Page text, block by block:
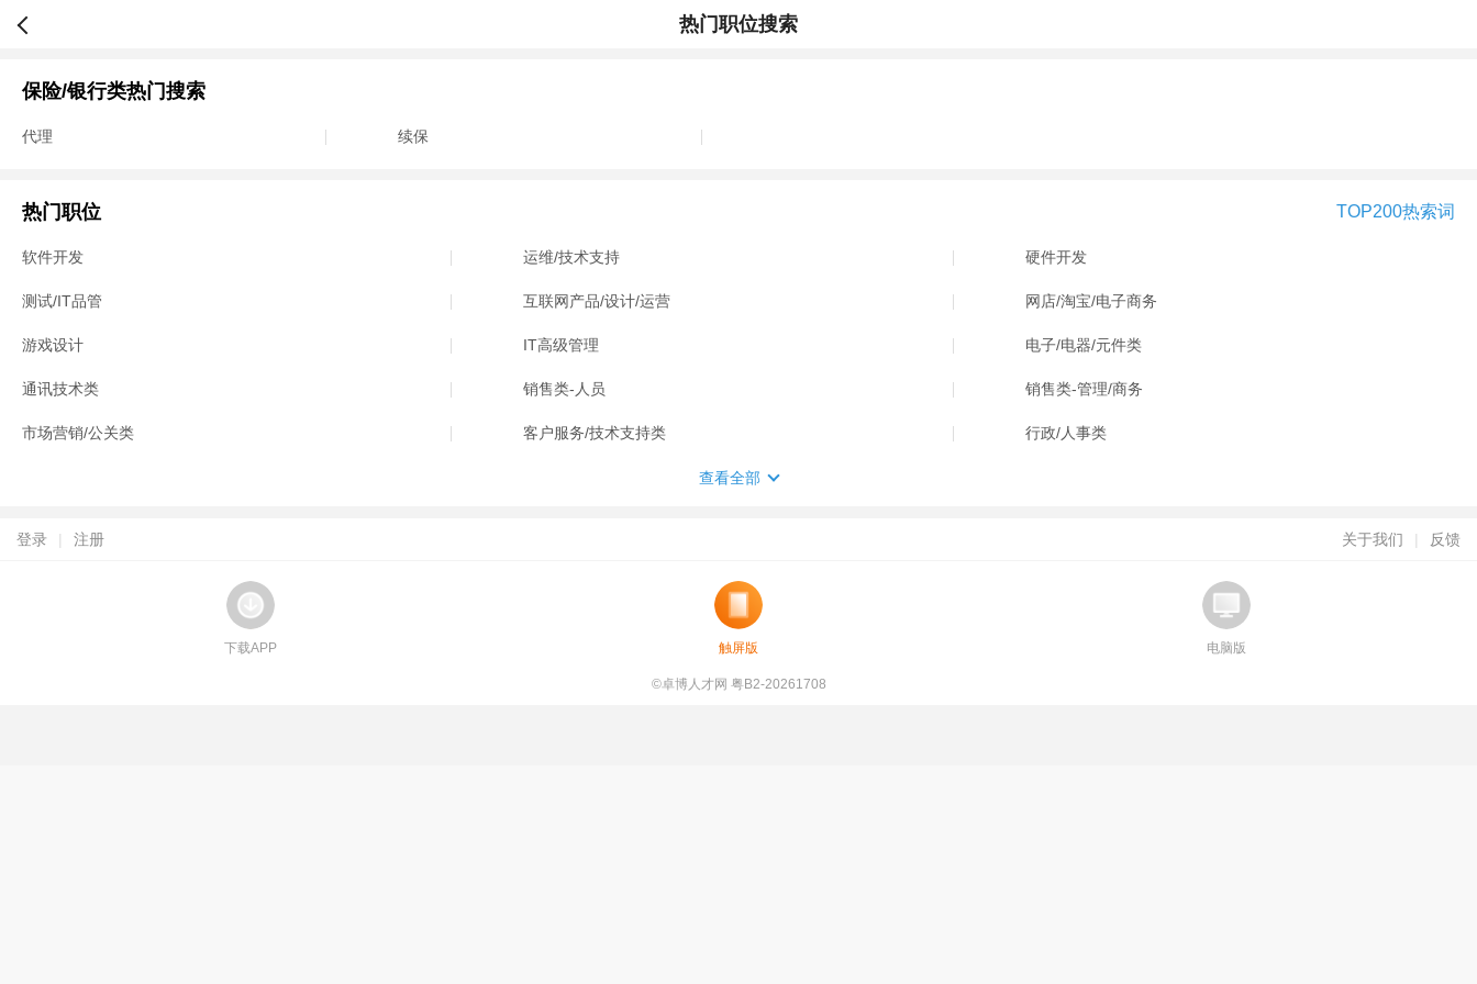
热门职位搜索
保险/银行类热门搜索
代理 续保
热门职位 TOP200热索词
软件开发 运维/技术支持 硬件开发
测试/IT品管 互联网产品/设计/运营 网店/淘宝/电子商务
游戏设计 IT高级管理 电子/电器/元件类
通讯技术类 销售类-人员 销售类-管理/商务
市场营销/公关类 客户服务/技术支持类 行政/人事类
查看全部
登录 | 注册 关于我们 | 反馈
下载APP 触屏版 电脑版
©卓博人才网 粤B2-20261708